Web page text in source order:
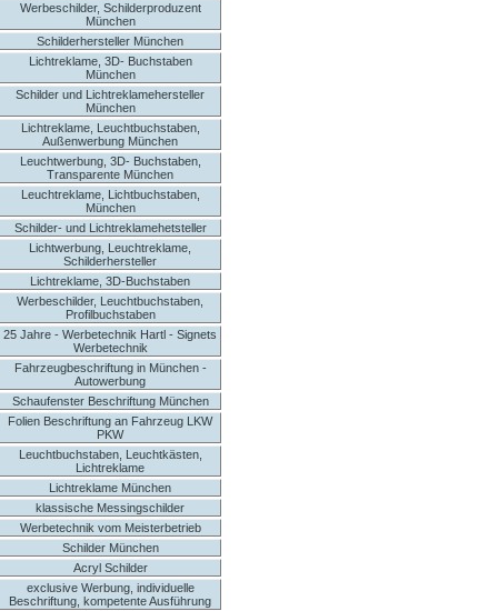
Werbeschilder, Schilderproduzent
München
Schilderhersteller München
Lichtreklame, 3D- Buchstaben
München
Schilder und Lichtreklamehersteller
München
Lichtreklame, Leuchtbuchstaben,
Außenwerbung München
Leuchtwerbung, 3D- Buchstaben,
Transparente München
Leuchtreklame, Lichtbuchstaben,
München
Schilder- und Lichtreklamehetsteller
Lichtwerbung, Leuchtreklame,
Schilderhersteller
Lichtreklame, 3D-Buchstaben
Werbeschilder, Leuchtbuchstaben,
Profilbuchstaben
25 Jahre - Werbetechnik Hartl - Signets
Werbetechnik
Fahrzeugbeschriftung in München -
Autowerbung
Schaufenster Beschriftung München
Folien Beschriftung an Fahrzeug LKW
PKW
Leuchtbuchstaben, Leuchtkästen,
Lichtreklame
Lichtreklame München
klassische Messingschilder
Werbetechnik vom Meisterbetrieb
Schilder München
Acryl Schilder
exclusive Werbung, individuelle
Beschriftung, kompetente Ausführung